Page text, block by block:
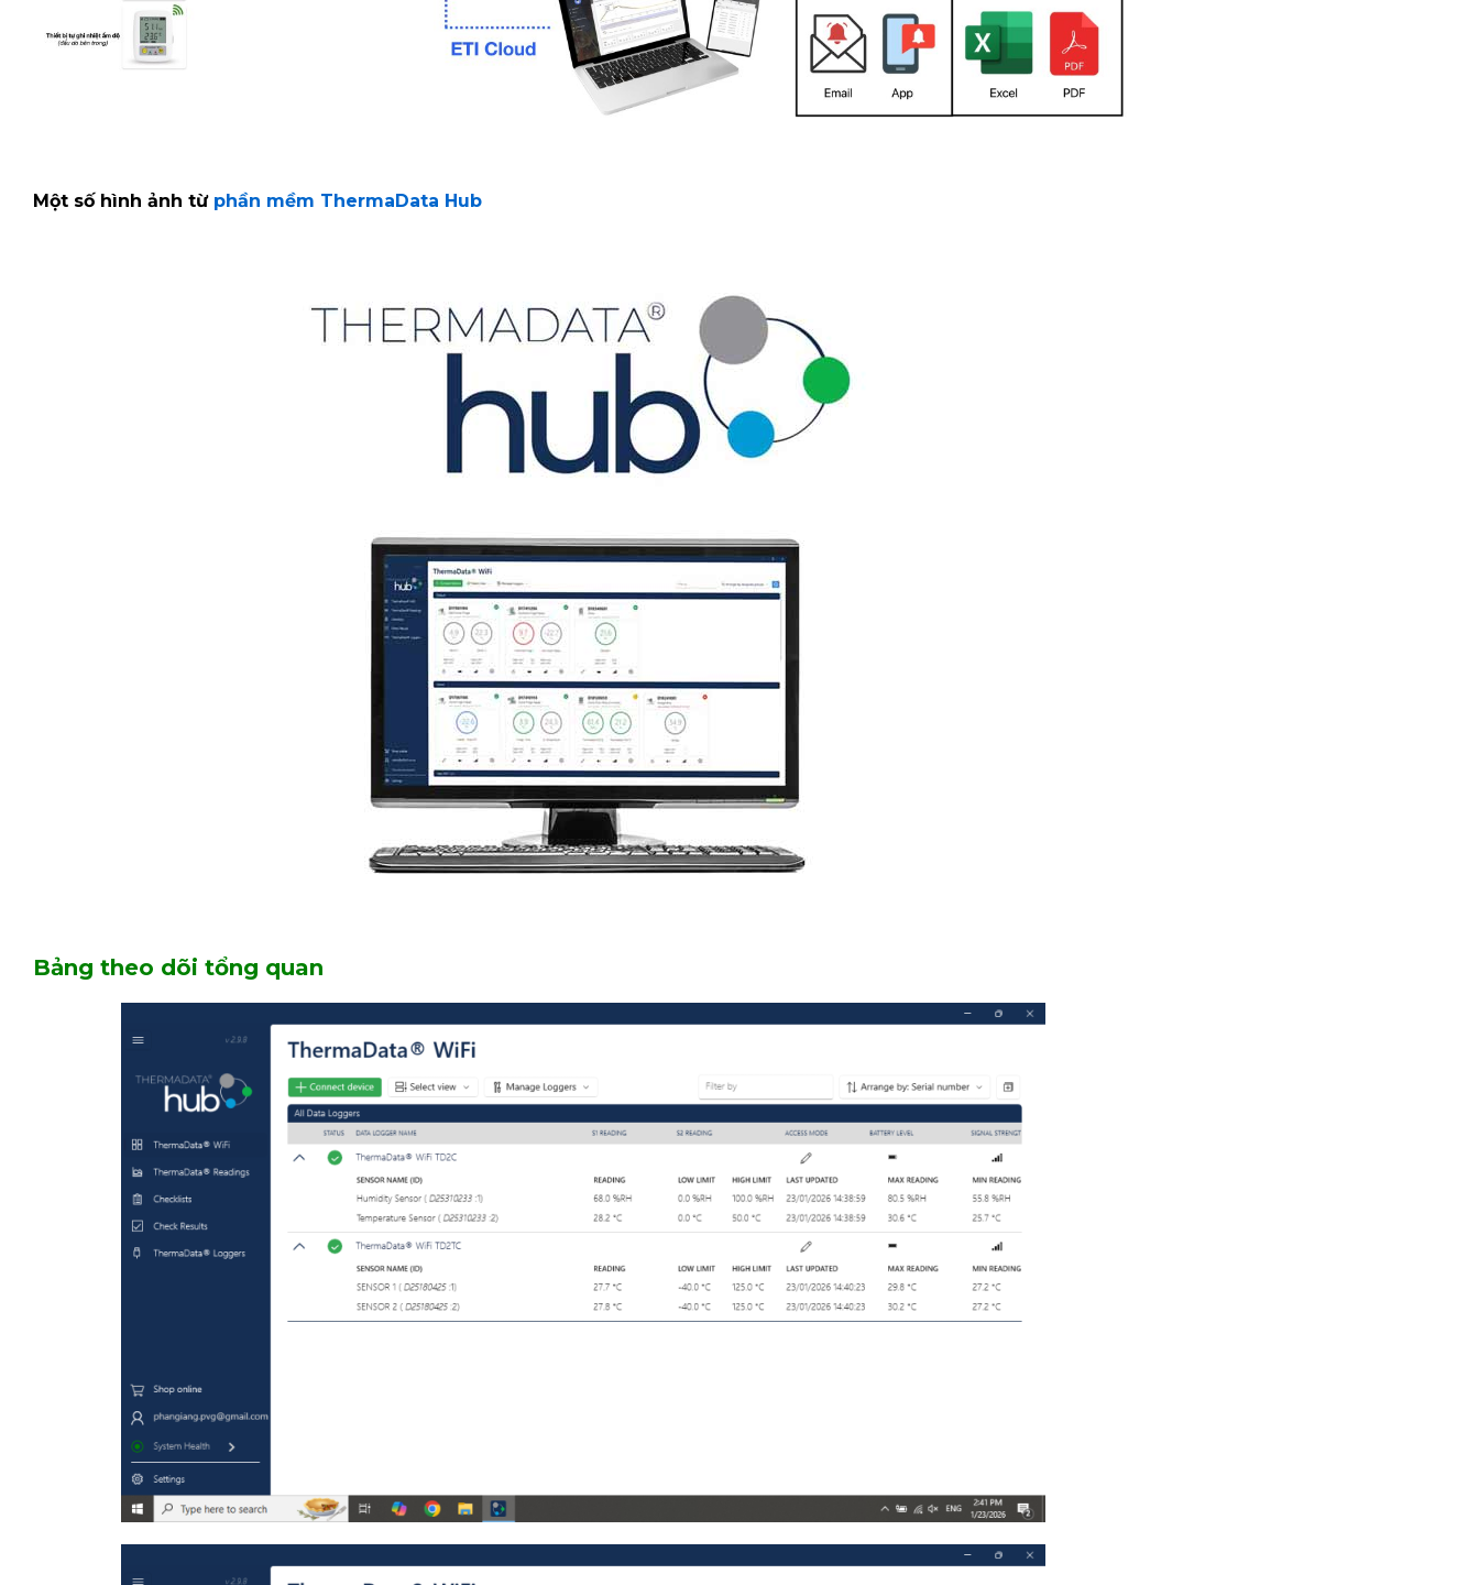
Một số hình ảnh từ phần mềm ThermaData Hub
Bảng theo dõi tổng quan